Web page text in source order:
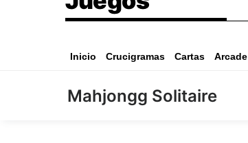
Inicio Crucigramas Cartas Arcade
Mahjongg Solitaire